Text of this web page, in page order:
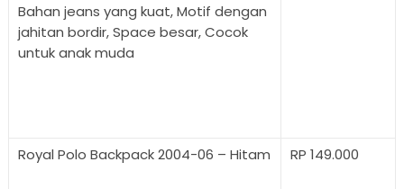
Bahan jeans yang kuat, Motif dengan
jahitan bordir, Space besar, Cocok
untuk anak muda
Royal Polo Backpack 2004-06 – Hitam RP 149.000